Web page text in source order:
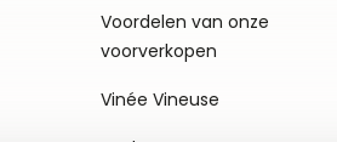
Voordelen van onze
voorverkopen
Vinée Vineuse